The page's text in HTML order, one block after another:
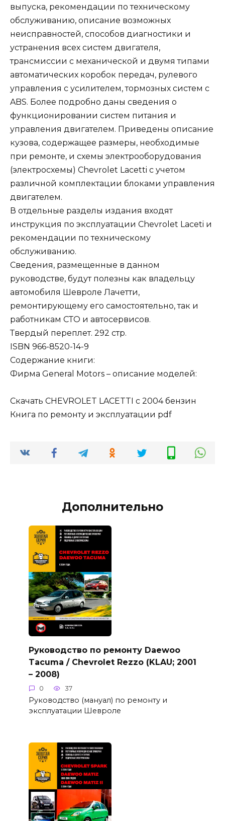
выпуска, рекомендации по техническому
обслуживанию, описание возможных
неисправностей, способов диагностики и
устранения всех систем двигателя,
трансмиссии с механической и двумя типами
автоматических коробок передач, рулевого
управления с усилителем, тормозных систем с
ABS. Более подробно даны сведения о
функционировании систем питания и
управления двигателем. Приведены описание
кузова, содержащее размеры, необходимые
при ремонте, и схемы электрооборудования
(электросхемы) Chevrolet Lacetti с учетом
различной комплектации блоками управления
двигателем.
В отдельные разделы издания входят
инструкция по эксплуатации Chevrolet Laceti и
рекомендации по техническому
обслуживанию.
Сведения, размещенные в данном
руководстве, будут полезны как владельцу
автомобиля Шевроле Лачетти,
ремонтирующему его самостоятельно, так и
работникам СТО и автосервисов.
Твердый переплет. 292 стр.
ISBN 966-8520-14-9
Содержание книги:
Фирма General Motors – описание моделей:
Скачать CHEVROLET LACETTI с 2004 бензин
Книга по ремонту и эксплуатации pdf
Дополнительно
Руководство по ремонту Daewoo
Tacuma / Chevrolet Rezzo (KLAU; 2001
– 2008)
0 37
Руководство (мануал) по ремонту и
эксплуатации Шевроле